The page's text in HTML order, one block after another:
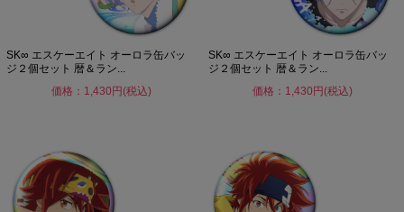
SK∞ エスケーエイト オーロラ缶バッ
ジ２個セット 暦＆ラン...
価格：1,430円(税込)
SK∞ エスケーエイト オーロラ缶バッ
ジ２個セット 暦＆ラン...
価格：1,430円(税込)